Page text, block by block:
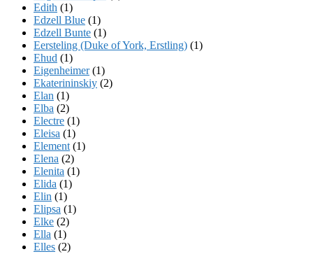
Edith (1)
Edzell Blue (1)
Edzell Bunte (1)
Eersteling (Duke of York, Erstling) (1)
Ehud (1)
Eigenheimer(1)
Ekaterininskiy (2)
Elan (1)
Elba (2)
Electre (1)
Eleisa (1)
Element (1)
Elena (2)
Elenita (1)
Elida (1)
Elin (1)
Elipsa (1)
Elke (2)
Ella (1)
Elles (2)